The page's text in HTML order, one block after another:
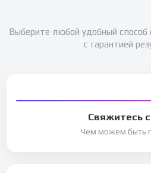
Выберите любой удобный
с гарантией
Свяжитесь
Чем можем быть